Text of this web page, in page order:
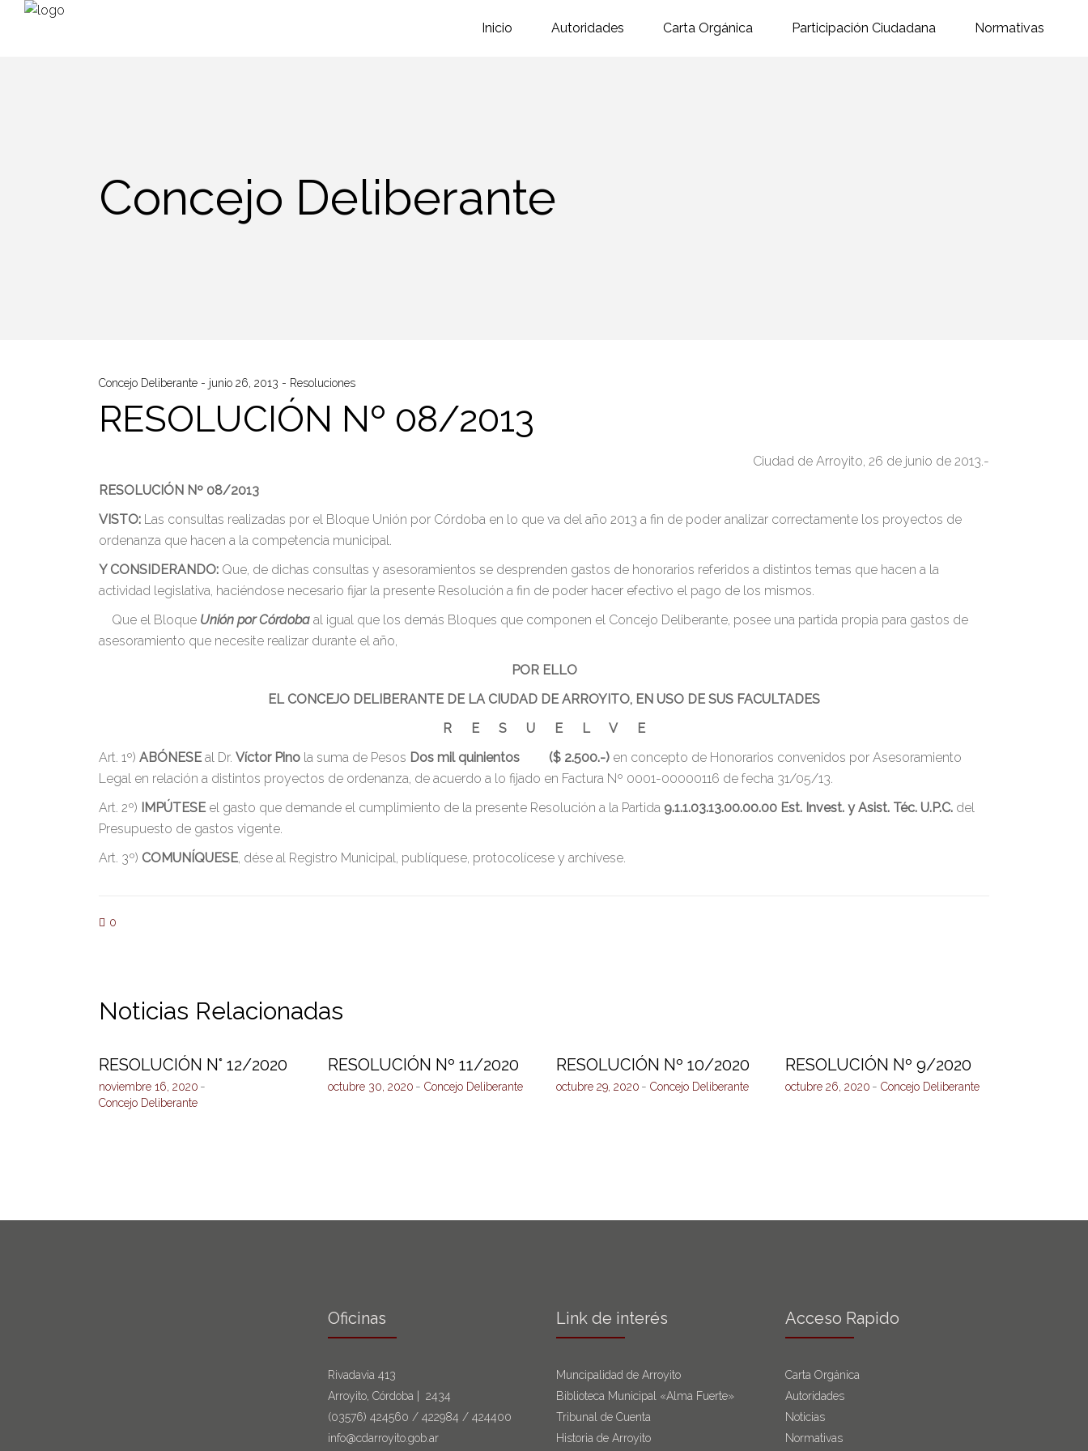
Inicio Autoridades Carta Orgánica Participación Ciudadana Normativas
Concejo Deliberante
Concejo Deliberante junio 26, 2013 Resoluciones
RESOLUCIÓN Nº 08/2013
Ciudad de Arroyito, 26 de junio de 2013.-
RESOLUCIÓN Nº 08/2013
VISTO: Las consultas realizadas por el Bloque Unión por Córdoba en lo que va del año 2013 a fin de poder analizar correctamente los proyectos de
ordenanza que hacen a la competencia municipal.
Y CONSIDERANDO: Que, de dichas consultas y asesoramientos se desprenden gastos de honorarios referidos a distintos temas que hacen a la
actividad legislativa, haciéndose necesario fijar la presente Resolución a fin de poder hacer efectivo el pago de los mismos.
Que el Bloque Unión por Córdoba al igual que los demás Bloques que componen el Concejo Deliberante, posee una partida propia para gastos de
asesoramiento que necesite realizar durante el año,
POR ELLO
EL CONCEJO DELIBERANTE DE LA CIUDAD DE ARROYITO, EN USO DE SUS FACULTADES
R E S U E L V E
Art. 1º) ABÓNESE al Dr. Víctor Pino la suma de Pesos Dos mil quinientos ($ 2.500.-) en concepto de Honorarios convenidos por Asesoramiento
Legal en relación a distintos proyectos de ordenanza, de acuerdo a lo fijado en Factura Nº 0001-00000116 de fecha 31/05/13.
Art. 2º) IMPÚTESE el gasto que demande el cumplimiento de la presente Resolución a la Partida 9.1.1.03.13.00.00.00 Est. Invest. y Asist. Téc. U.P.C. del
Presupuesto de gastos vigente.
Art. 3º) COMUNÍQUESE, dése al Registro Municipal, publíquese, protocolícese y archívese.
0
Noticias Relacionadas
RESOLUCIÓN N° 12/2020
noviembre 16, 2020
Concejo Deliberante
RESOLUCIÓN Nº 11/2020
octubre 30, 2020 Concejo Deliberante
RESOLUCIÓN Nº 10/2020
octubre 29, 2020 Concejo Deliberante
RESOLUCIÓN Nº 9/2020
octubre 26, 2020 Concejo Deliberante
Oficinas
Rivadavia 413
Arroyito, Córdoba | 2434
(03576) 424560 / 422984 / 424400
info@cdarroyito.gob.ar
Link de interés
Muncipalidad de Arroyito
Biblioteca Municipal «Alma Fuerte»
Tribunal de Cuenta
Historia de Arroyito
Acceso Rapido
Carta Orgánica
Autoridades
Noticias
Normativas